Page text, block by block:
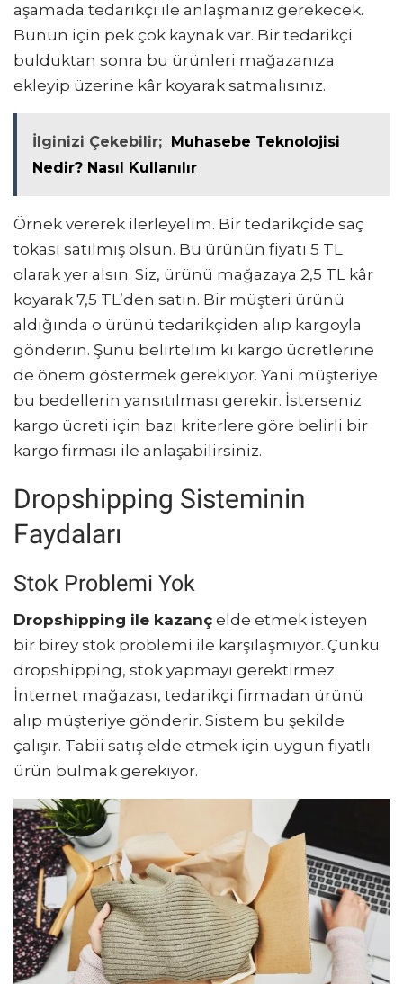
aşamada tedarikçi ile anlaşmanız gerekecek.
Bunun için pek çok kaynak var. Bir tedarikçi
bulduktan sonra bu ürünleri mağazanıza
ekleyip üzerine kâr koyarak satmalısınız.
İlginizi Çekebilir; Muhasebe Teknolojisi
Nedir? Nasıl Kullanılır
Örnek vererek ilerleyelim. Bir tedarikçide saç
tokası satılmış olsun. Bu ürünün fiyatı 5 TL
olarak yer alsın. Siz, ürünü mağazaya 2,5 TL kâr
koyarak 7,5 TL’den satın. Bir müşteri ürünü
aldığında o ürünü tedarikçiden alıp kargoyla
gönderin. Şunu belirtelim ki kargo ücretlerine
de önem göstermek gerekiyor. Yani müşteriye
bu bedellerin yansıtılması gerekir. İsterseniz
kargo ücreti için bazı kriterlere göre belirli bir
kargo firması ile anlaşabilirsiniz.
Dropshipping Sisteminin
Faydaları
Stok Problemi Yok
Dropshipping ile kazanç elde etmek isteyen
bir birey stok problemi ile karşılaşmıyor. Çünkü
dropshipping, stok yapmayı gerektirmez.
İnternet mağazası, tedarikçi firmadan ürünü
alıp müşteriye gönderir. Sistem bu şekilde
çalışır. Tabii satış elde etmek için uygun fiyatlı
ürün bulmak gerekiyor.